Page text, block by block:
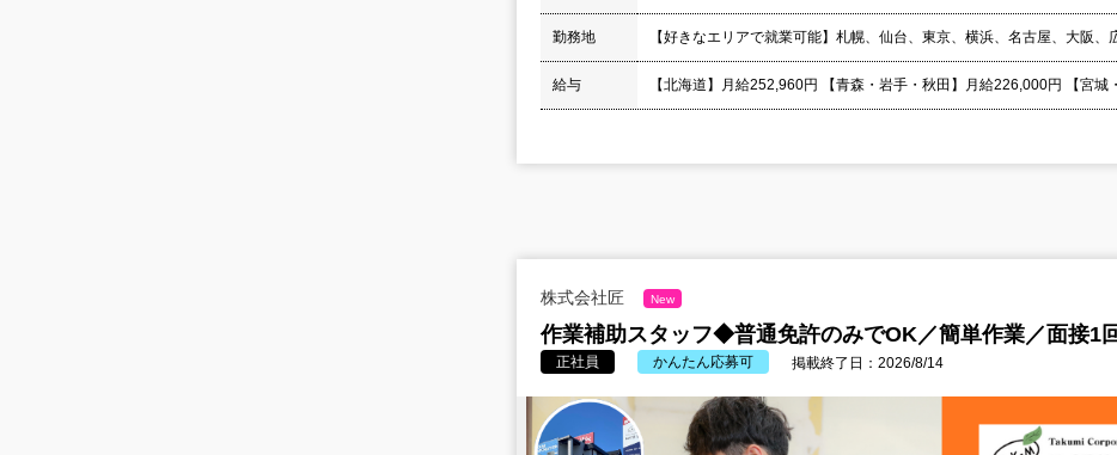
勤務地 【好きなエリアで就業可能】札幌、仙台、東京、横浜、名古屋、大阪
給与 【北海道】月給252,960円 【青森・岩手・秋田】月給226,000円 【宮城
株式会社匠 New
作業補助スタッフ◆普通免許のみでOK／簡単作業／面接1
正社員 かんたん応募可 掲載終了日：2026/8/14